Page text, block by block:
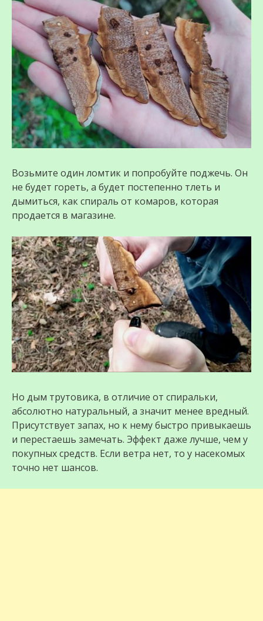
Возьмите один ломтик и попробуйте поджечь. Он
не будет гореть, а будет постепенно тлеть и
дымиться, как спираль от комаров, которая
продается в магазине.
Но дым трутовика, в отличие от спиральки,
абсолютно натуральный, а значит менее вредный.
Присутствует запах, но к нему быстро привыкаешь
и перестаешь замечать. Эффект даже лучше, чем у
покупных средств. Если ветра нет, то у насекомых
точно нет шансов.